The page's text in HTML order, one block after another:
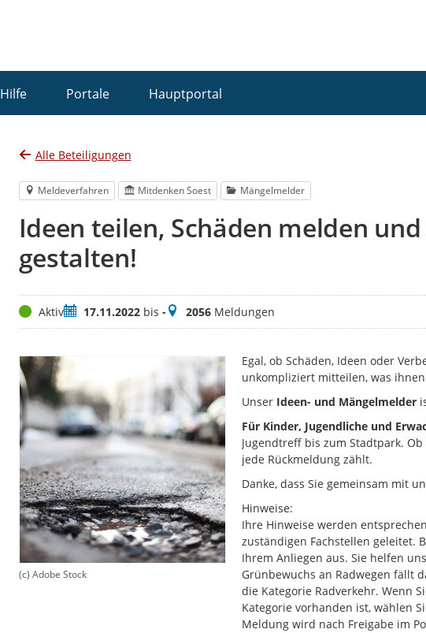
Hilfe Portale Hauptportal
Alle Beteiligungen
Meldeverfahren Mitdenken Soest Mängelmelder
Ideen teilen, Schäden melden
gestalten!
StatusAktivZeitraum
17.11.2022bis -Meldungen
2056Meldungen
(c) Adobe Stock
Egal, ob Schäden, Ideen oder
unkompliziert mitteilen, was
Unser Ideen- und Mängelmelder
Für Kinder, Jugendliche und
Jugendtreff bis zum Stadtpark.
jede Rückmeldung zählt.
Danke, dass Sie gemeinsam mit
Hinweise:
Ihre Hinweise werden
zuständigen Fachstellen geleitet.
Ihrem Anliegen aus. Sie helfen
Grünbewuchs an Radwegen fällt
die Kategorie Radverkehr. Wenn
Kategorie vorhanden ist, wählen
Meldung wird nach Freigabe im